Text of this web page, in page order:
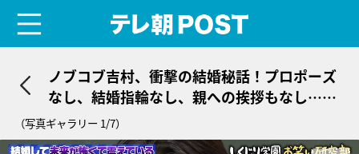
ノブコブ吉村、衝撃の結婚秘話！プロポーズ
なし、結婚指輪なし、親への挨拶もなし…ス
タジオ騒然
（写真ギャラリー 1/7）